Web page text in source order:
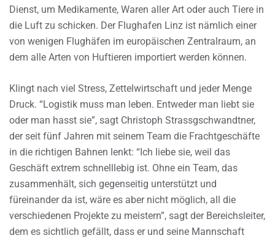
Dienst, um Medikamente, Waren aller Art oder auch Tiere in
die Luft zu schicken. Der Flughafen Linz ist nämlich einer
von wenigen Flughäfen im europäischen Zentralraum, an
dem alle Arten von Huftieren importiert werden können.
Klingt nach viel Stress, Zettelwirtschaft und jeder Menge
Druck. “Logistik muss man leben. Entweder man liebt sie
oder man hasst sie”, sagt Christoph Strassgschwandtner,
der seit fünf Jahren mit seinem Team die Frachtgeschäfte
in die richtigen Bahnen lenkt: “Ich liebe sie, weil das
Geschäft extrem schnelllebig ist. Ohne ein Team, das
zusammenhält, sich gegenseitig unterstützt und
füreinander da ist, wäre es aber nicht möglich, all die
verschiedenen Projekte zu meistern”, sagt der Bereichsleiter,
dem es sichtlich gefällt, dass er und seine Mannschaft